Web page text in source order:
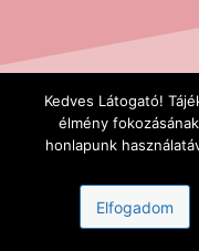
Kedves Látogató!
élmény
honlapunk
Elfogadom